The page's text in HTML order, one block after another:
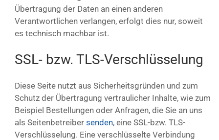
Übertragung der Daten an einen anderen
Verantwortlichen verlangen, erfolgt dies nur, soweit
es technisch machbar ist.
SSL- bzw. TLS-Verschlüsselung
Diese Seite nutzt aus Sicherheitsgründen und zum
Schutz der Übertragung vertraulicher Inhalte, wie zum
Beispiel Bestellungen oder Anfragen, die Sie an uns
als Seitenbetreiber senden, eine SSL-bzw. TLS-
Verschlüsselung. Eine verschlüsselte Verbindung